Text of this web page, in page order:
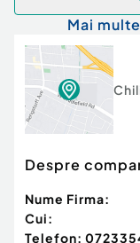
Mai
Despre
Nume Firma:
Cui:
Telefon: